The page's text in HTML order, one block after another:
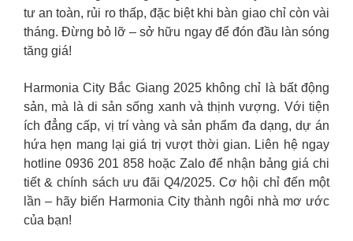
tư an toàn, rủi ro thấp, đặc biệt khi bàn giao chỉ còn vài
tháng. Đừng bỏ lỡ – sở hữu ngay để đón đầu làn sóng
tăng giá!
Harmonia City Bắc Giang 2025 không chỉ là bất động
sản, mà là di sản sống xanh và thịnh vượng. Với tiện
ích đẳng cấp, vị trí vàng và sản phẩm đa dạng, dự án
hứa hẹn mang lại giá trị vượt thời gian. Liên hệ ngay
hotline 0936 201 858 hoặc Zalo để nhận bảng giá chi
tiết & chính sách ưu đãi Q4/2025. Cơ hội chỉ đến một
lần – hãy biến Harmonia City thành ngôi nhà mơ ước
của bạn!